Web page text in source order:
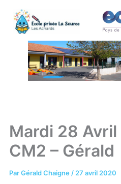
contenu
Mardi 28 Avril
CM2 – Gérald
ParGérald Chaigne / 27 avril 2020